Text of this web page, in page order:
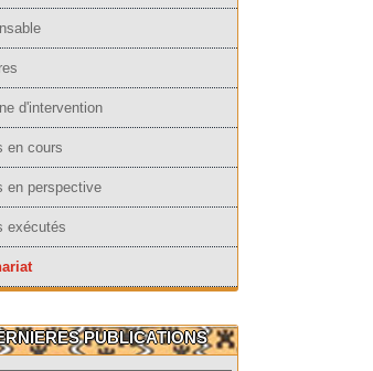
d'intervention
en cours
en perspective
exécutés
PUBLICATIONS